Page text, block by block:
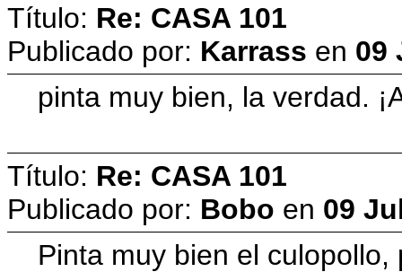
Título: Re: CASA 101
Publicado por: Karrass en 09
pinta muy bien, la verdad.
Título: Re: CASA 101
Publicado por: Bobo en 09
Pinta muy bien el